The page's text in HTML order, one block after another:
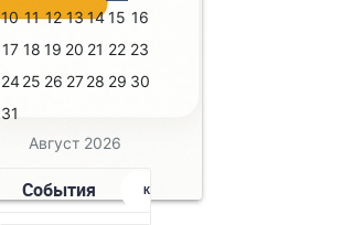
Август 2026
10 11 12 1314 15 16
17 18 19 20 21 22 23
24 25 26 27 28 29 30
31